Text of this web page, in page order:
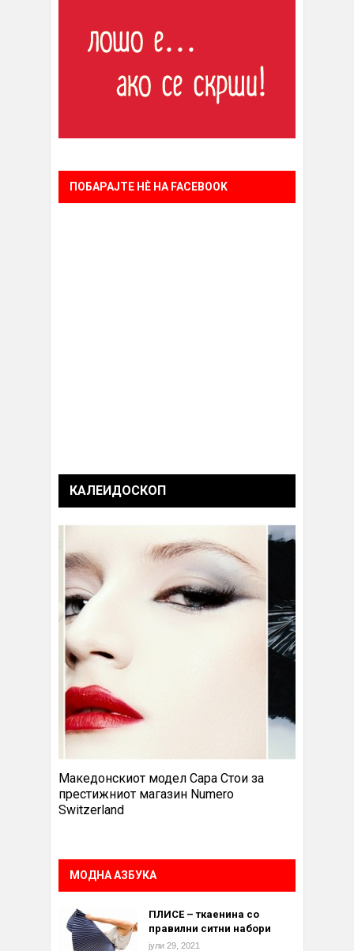
ПОБАРАЈТЕ НÈ НА FACEBOOK
КАЛЕИДОСКОП
Македонскиот модел Сара Стои за
престижниот магазин Numero
Switzerland
МОДНА АЗБУКА
ПЛИСЕ – ткаенина со
правилни ситни набори
јули 29, 2021